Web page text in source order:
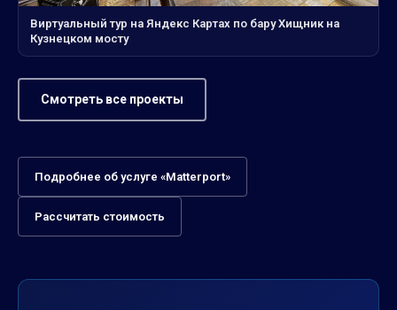
Виртуальный тур на Яндекс Картах по бару Хищник на
Кузнецком мосту
Смотреть все проекты
Подробнее об услуге «Matterport»
Рассчитать стоимость